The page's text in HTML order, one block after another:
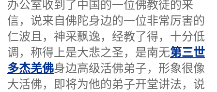
办公室收到了中国的一位佛教徒的来
信，说来自佛陀身边的一位非常厉害的
仁波且，神采飘逸，经教了得，十分低
调，称得上是大悲之圣，是南无第三世
多杰羌佛身边高级活佛弟子，形象很像
大活佛，即将为他的弟子开堂讲法，说